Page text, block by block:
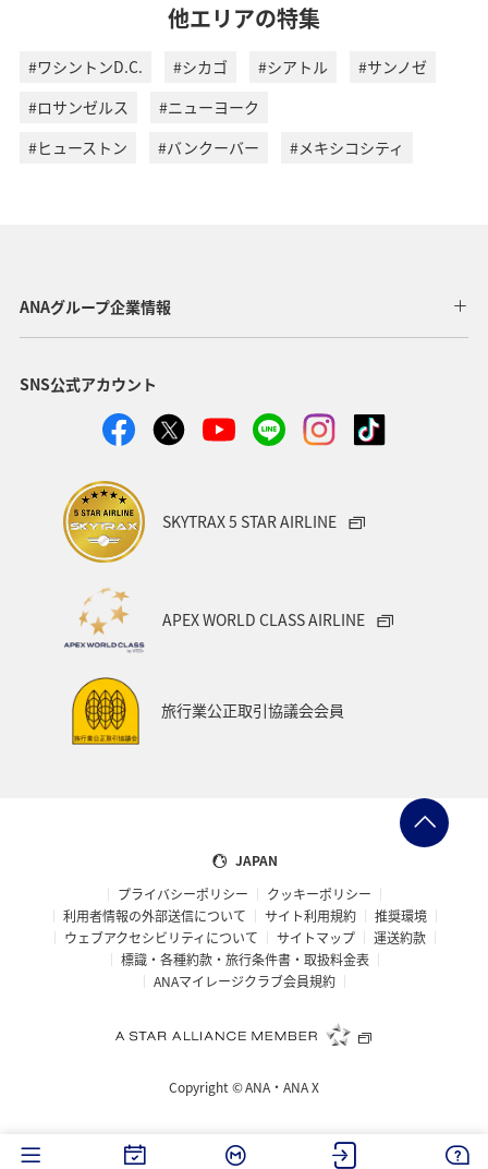
他エリアの特集
#ワシントンD.C. #シカゴ #シアトル
#サンノゼ
#ロサンゼルス
#ニューヨーク
#ヒューストン
#バンクーバー #メキシコシティ
ANAグループ企業情報
SNS公式アカウント
SKYTRAX 5 STAR AIRLINE
APEX WORLD CLASS AIRLINE
旅行業公正取引協議会会員
JAPAN
プライバシーポリシー
クッキーポリシー
利用者情報の外部送信について
サイト利用規約
推奨環境
ウェブアクセシビリティについて
サイトマップ
運送約款
標識・各種約款・旅行条件書・取扱料金表
ANAマイレージクラブ会員規約
Copyright ©ANA・ANA X